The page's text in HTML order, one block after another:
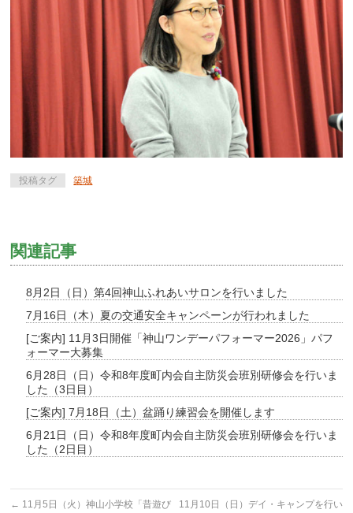
投稿タグ 築城
関連記事
8月2日（日）第4回神山ふれあいサロンを行いました
7月16日（木）夏の交通安全キャンペーンが行われました
[ご案内] 11月3日開催「神山ワンデーパフォーマー2026」パフ
ォーマー大募集
6月28日（日）令和8年度町内会自主防災会班別研修会を行いま
した（3日目）
[ご案内] 7月18日（土）盆踊り練習会を開催します
6月21日（日）令和8年度町内会自主防災会班別研修会を行いま
した（2日目）
← 11月5日（火）神山小学校「昔遊び
11月10日（日）デイ・キャンプを行い